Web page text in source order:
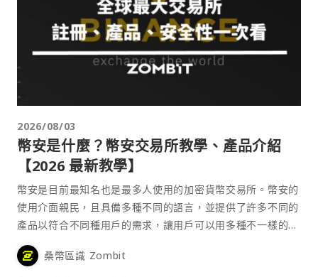
2026/08/03
幣安是什麼？幣安交易所教學、產品介紹
【2026 最新教學】
幣安是目前最知名也是最多人使用的加密貨幣交易所。幣安的
使用介面親民，且具備多種不同的語言，並提供了許多不同的
產品以符合不同種用戶的需求，讓用戶可以用多種不一樣的方
式來參與加密貨幣市場。
桑幣區識 Zombit